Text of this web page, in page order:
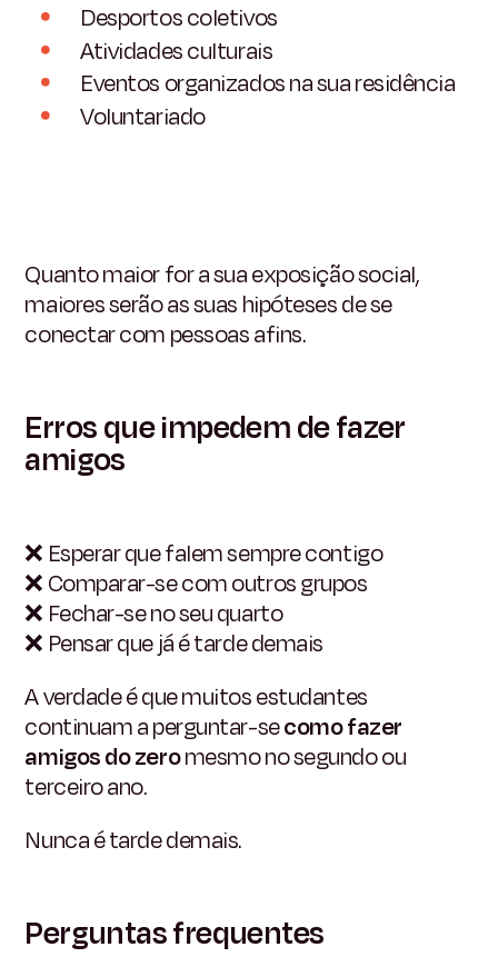
Desportos coletivos
Atividades culturais
Eventos organizados na sua residência
Voluntariado
Quanto maior for a sua exposição social,
maiores serão as suas hipóteses de se
conectar com pessoas afins.
Erros que impedem de fazer
amigos
❌ Esperar que falem sempre contigo
❌ Comparar-se com outros grupos
❌ Fechar-se no seu quarto
❌ Pensar que já é tarde demais
A verdade é que muitos estudantes
continuam a perguntar-secomo fazer
amigos do zeromesmo no segundo ou
terceiro ano.
Nunca é tarde demais.
Perguntas frequentes